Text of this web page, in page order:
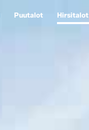
Puutalot Hirsitalot